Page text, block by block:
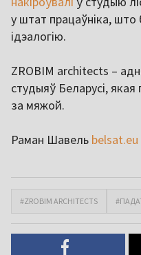
у штат працаўніка,
ідэалогію.
ZROBIM architects –
студыяў Беларусі, якая
за мяжой.
Раман Шавель belsat.eu
#ZROBIM ARCHITECTS